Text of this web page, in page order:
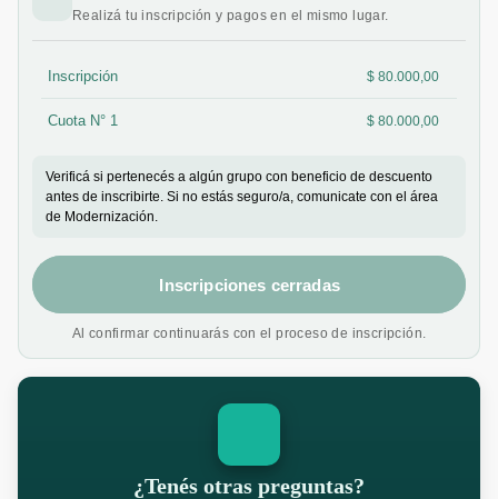
Realizá tu inscripción y pagos en el mismo lugar.
Inscripción $ 80.000,00
Cuota N° 1 $ 80.000,00
Verificá si pertenecés a algún grupo con beneficio de descuento
antes de inscribirte. Si no estás seguro/a, comunicate con el área
de Modernización.
Inscripciones cerradas
Al confirmar continuarás con el proceso de inscripción.
¿Tenés otras preguntas?